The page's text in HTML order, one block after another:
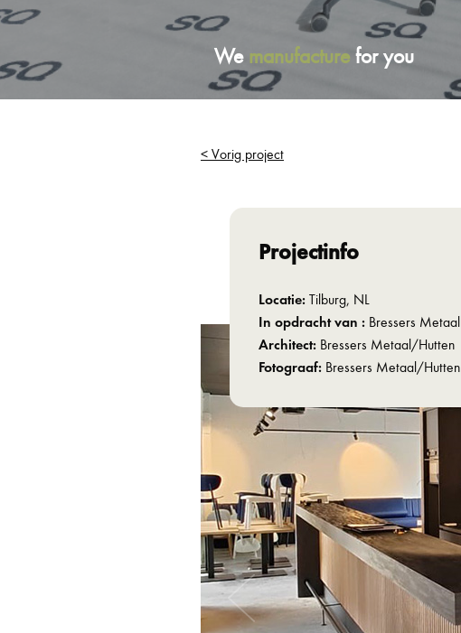
Wemanufacturefor you
< Vorig project
Projectinfo
Locatie: Tilburg, NL
In opdracht van : Bressers Metaal
Architect: Bressers Metaal/Hutten
Fotograaf: Bressers Metaal/Hutten